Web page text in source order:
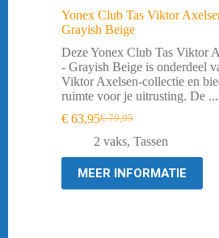
Yonex Club Tas Viktor
Grayish Beige
Deze Yonex Club Tas Viktor
- Grayish Beige is onderdeel
Viktor Axelsen-collectie en
ruimte voor je uitrusting. De ...
€79,95
Oorspronkelijke
prijs
€ 79,95.
€ 63,95Huidige
prijs
€ 63,95.
2 vaks, Tassen
MEER INFORMATIE